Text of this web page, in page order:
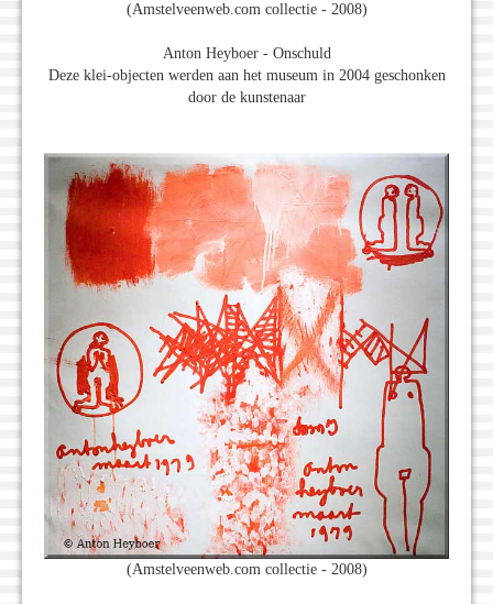
(Amstelveenweb.com collectie - 2008)
Anton Heyboer - Onschuld
Deze klei-objecten werden aan het museum in 2004 geschonken
door de kunstenaar
(Amstelveenweb.com collectie - 2008)